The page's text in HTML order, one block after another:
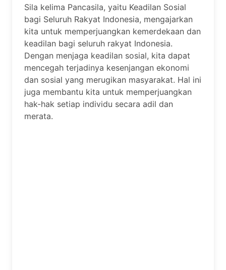
Sila kelima Pancasila, yaitu Keadilan Sosial
bagi Seluruh Rakyat Indonesia, mengajarkan
kita untuk memperjuangkan kemerdekaan dan
keadilan bagi seluruh rakyat Indonesia.
Dengan menjaga keadilan sosial, kita dapat
mencegah terjadinya kesenjangan ekonomi
dan sosial yang merugikan masyarakat. Hal ini
juga membantu kita untuk memperjuangkan
hak-hak setiap individu secara adil dan
merata.